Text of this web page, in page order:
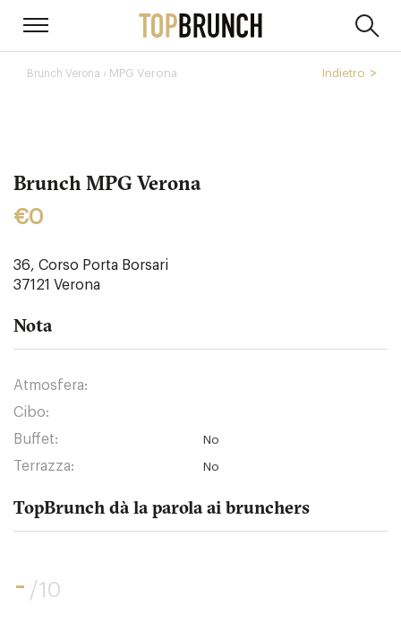
Brunch Verona › MPG Verona Indietro
Brunch MPG Verona
€0
36, Corso Porta Borsari
37121 Verona
Nota
Atmosfera:
Cibo:
Buffet:
No
Terrazza: No
TopBrunch dà la parola ai brunchers
- /10